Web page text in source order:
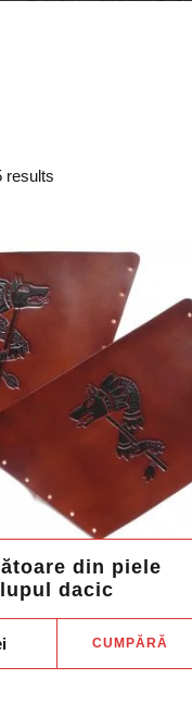
results
din piele
lupul dacic
CUMPĂRĂ